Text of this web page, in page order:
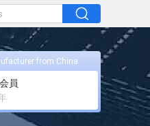
from China
員